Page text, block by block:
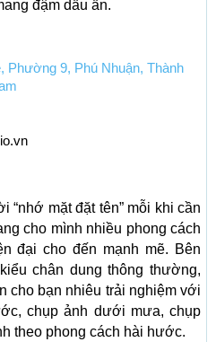
đậm dấu ấn.
Phường 9, Phú Nhuận, Thành
“nhớ mặt đặt tên” mỗi khi cần
cho mình nhiều phong cách
đại cho đến mạnh mẽ. Bên
chân dung thông thường,
cho bạn nhiêu trải nghiệm với
chụp ảnh dưới mưa, chụp
theo phong cách hài hước.